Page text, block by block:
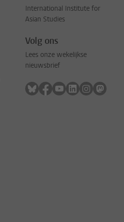
International Institute for
Asian Studies
Volg ons
Lees onze wekelijkse
nieuwsbrief
Volg ons op bluesky
Volg ons op facebook
Volg ons op
Volg ons op
Volg ons
Volg